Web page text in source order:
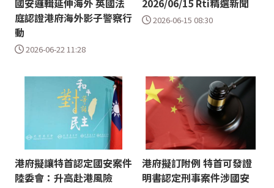
國安邏輯延伸海外 英國法
庭認證港府海外影子警察行
動
2026-06-22 11:28
2026/06/15 Rti精選新聞
2026-06-15 08:30
港府擬讓特首認定國安案件
陸委會：升高赴港風險
港府擬訂附例 特首可發證
明書認定刑事案件涉國安